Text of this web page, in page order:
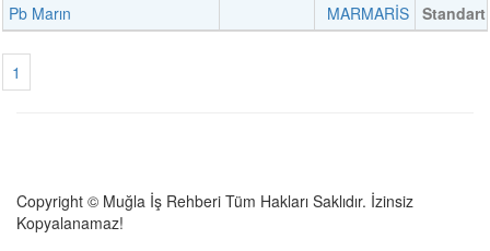
Pb Marın
MARMARİS Standart
1
Copyright © Muğla İş Rehberi Tüm Hakları Saklıdır. İzinsiz
Kopyalanamaz!